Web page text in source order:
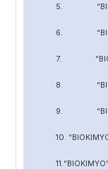
5.
6.
7.
8.
9.
10.